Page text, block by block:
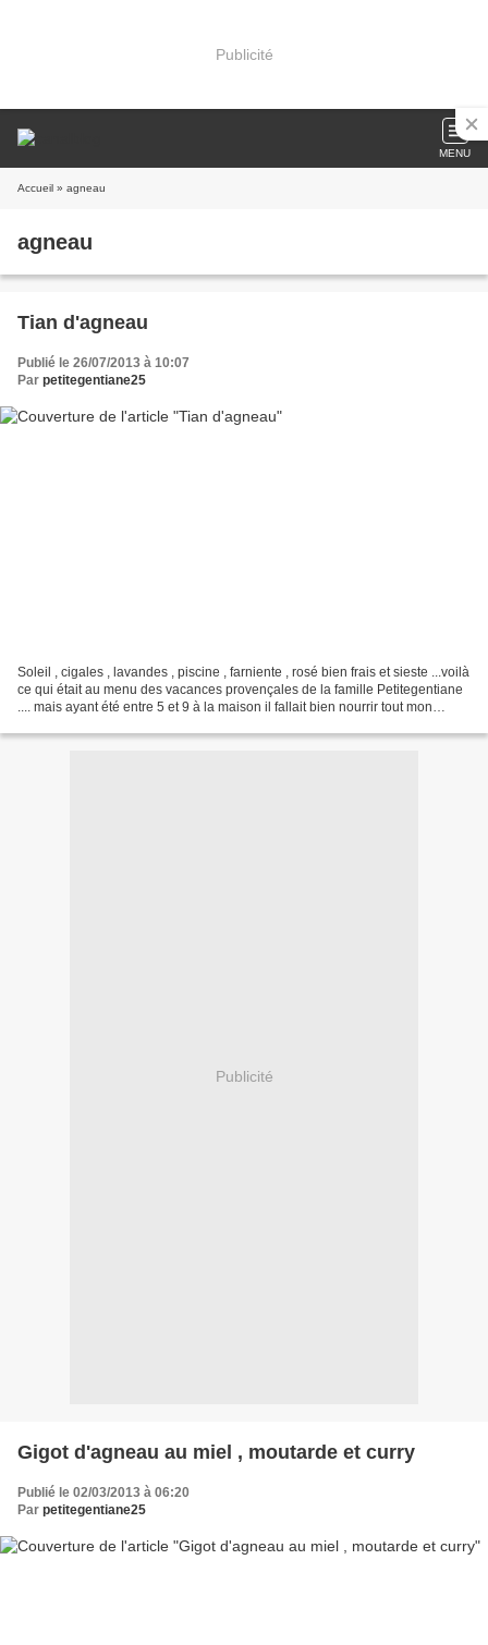
Publicité
MENU
Accueil » agneau
agneau
Tian d'agneau
Publié le 26/07/2013 à 10:07
Par petitegentiane25
Soleil , cigales , lavandes , piscine , farniente , rosé bien frais et sieste ...voilà
ce qui était au menu des vacances provençales de la famille Petitegentiane
.... mais ayant été entre 5 et 9 à la maison il fallait bien nourrir tout mon
Publicité
Gigot d'agneau au miel , moutarde et curry
Publié le 02/03/2013 à 06:20
Par petitegentiane25